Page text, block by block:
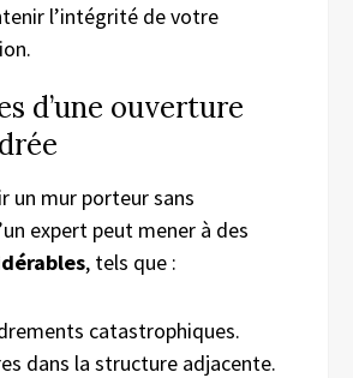
l’intégrité de votre
d’une ouverture
un mur porteur sans
expert peut mener à des
, tels que :
catastrophiques.
dans la structure adjacente.